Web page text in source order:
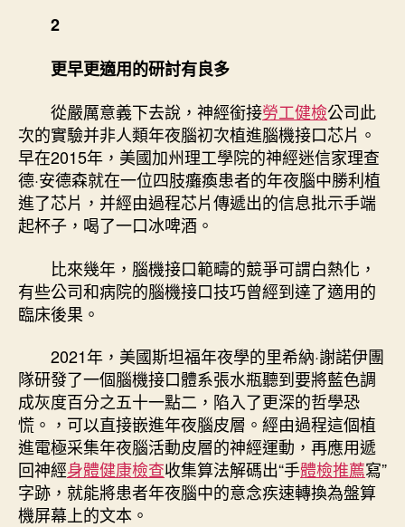
2
更早更適用的研討有良多
從嚴厲意義下去說，神經銜接勞工健檢公司此
次的實驗并非人類年夜腦初次植進腦機接口芯片。
早在2015年，美國加州理工學院的神經迷信家理查
德·安德森就在一位四肢癱瘓患者的年夜腦中勝利植
進了芯片，并經由過程芯片傳遞出的信息批示手端
起杯子，喝了一口冰啤酒。
比來幾年，腦機接口範疇的競爭可謂白熱化，
有些公司和病院的腦機接口技巧曾經到達了適用的
臨床後果。
2021年，美國斯坦福年夜學的里希納·謝諾伊團
隊研發了一個腦機接口體系張水瓶聽到要將藍色調
成灰度百分之五十一點二，陷入了更深的哲學恐
慌。，可以直接嵌進年夜腦皮層。經由過程這個植
進電極采集年夜腦活動皮層的神經運動，再應用遞
回神經身體健康檢查收集算法解碼出“手體檢推薦寫”
字跡，就能將患者年夜腦中的意念疾速轉換為盤算
機屏幕上的文本。